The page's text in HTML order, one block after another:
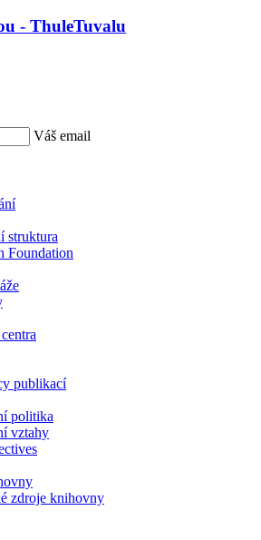
- ThuleTuvalu
Váš email
struktura
Foundation
publikací
politika
vztahy
zdroje knihovny